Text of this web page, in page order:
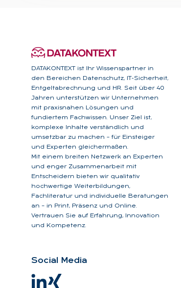
DATAKONTEXT ist Ihr Wissenspartner in
den Bereichen Datenschutz, IT-Sicherheit,
Entgeltabrechnung und HR. Seit über 40
Jahren unterstützen wir Unternehmen
mit praxisnahen Lösungen und
fundiertem Fachwissen. Unser Ziel ist,
komplexe Inhalte verständlich und
umsetzbar zu machen – für Einsteiger
und Experten gleichermaßen.
Mit einem breiten Netzwerk an Experten
und enger Zusammenarbeit mit
Entscheidern bieten wir qualitativ
hochwertige Weiterbildungen,
Fachliteratur und individuelle Beratungen
an – in Print, Präsenz und Online.
Vertrauen Sie auf Erfahrung, Innovation
und Kompetenz.
So­ci­al Me­dia